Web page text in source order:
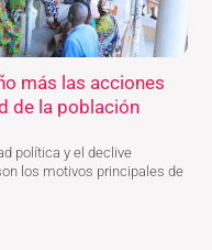
más las acciones
de la población
política y el declive
los motivos principales de